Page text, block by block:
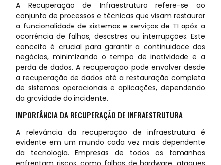
A Recuperação de Infraestrutura refere-se ao
conjunto de processos e técnicas que visam restaurar
a funcionalidade de sistemas e serviços de TI após a
ocorrência de falhas, desastres ou interrupções. Este
conceito é crucial para garantir a continuidade dos
negócios, minimizando o tempo de inatividade e a
perda de dados. A recuperação pode envolver desde
a recuperação de dados até a restauração completa
de sistemas operacionais e aplicações, dependendo
da gravidade do incidente.
IMPORTÂNCIA DA RECUPERAÇÃO DE INFRAESTRUTURA
A relevância da recuperação de infraestrutura é
evidente em um mundo cada vez mais dependente
da tecnologia. Empresas de todos os tamanhos